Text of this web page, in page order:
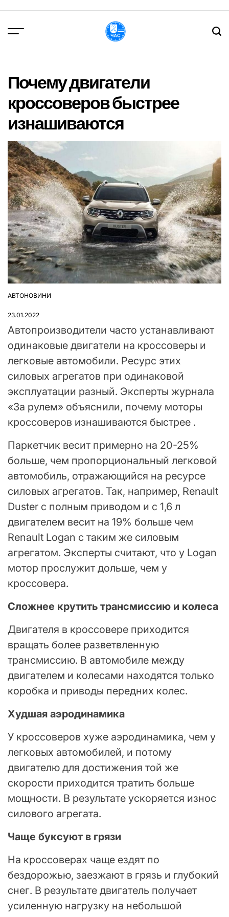
вмісту
Почему двигатели
кроссоверов быстрее
изнашиваются
ОПУБЛІКУВАТИ
АВТОНОВИНИ
23.01.2022
Автопроизводители часто устанавливают
одинаковые двигатели на кроссоверы и
легковые автомобили. Ресурс этих
силовых агрегатов при одинаковой
эксплуатации разный. Эксперты журнала
«За рулем» объяснили, почему моторы
кроссоверов изнашиваются быстрее .
Паркетчик весит примерно на 20-25%
больше, чем пропорциональный легковой
автомобиль, отражающийся на ресурсе
силовых агрегатов. Так, например, Renault
Duster с полным приводом и с 1,6 л
двигателем весит на 19% больше чем
Renault Logan с таким же силовым
агрегатом. Эксперты считают, что у Logan
мотор прослужит дольше, чем у
кроссовера.
Сложнее крутить трансмиссию и колеса
Двигателя в кроссовере приходится
вращать более разветвленную
трансмиссию. В автомобиле между
двигателем и колесами находятся только
коробка и приводы передних колес.
Худшая аэродинамика
У кроссоверов хуже аэродинамика, чем у
легковых автомобилей, и потому
двигателю для достижения той же
скорости приходится тратить больше
мощности. В результате ускоряется износ
силового агрегата.
Чаще буксуют в грязи
На кроссоверах чаще ездят по
бездорожью, заезжают в грязь и глубокий
снег. В результате двигатель получает
усиленную нагрузку на небольшой